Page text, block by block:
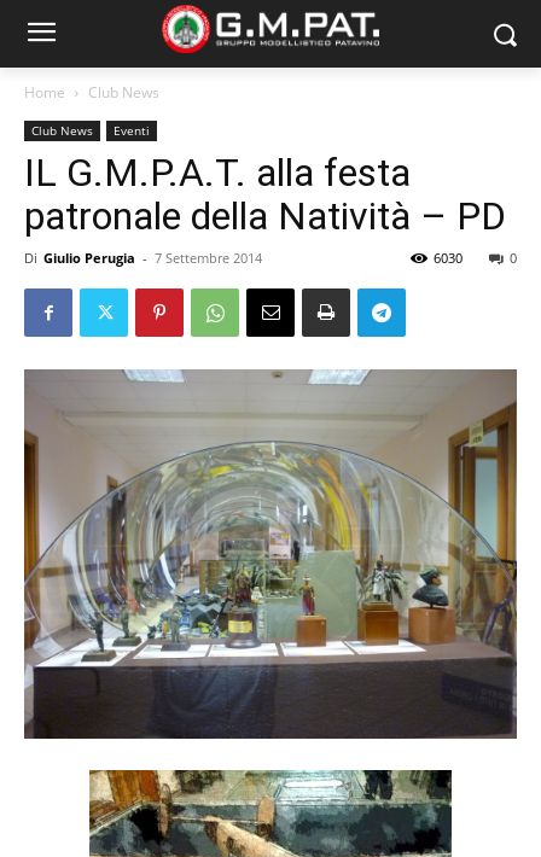
Home Club News
Club News Eventi
IL G.M.P.A.T. alla festa
patronale della Natività – PD
Di Giulio Perugia - 7 Settembre 2014 0
6030